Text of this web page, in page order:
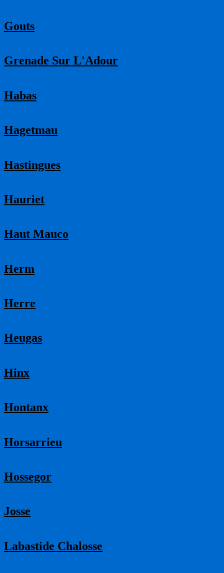
Gouts
Grenade Sur L'Adour
Habas
Hagetmau
Hastingues
Hauriet
Haut Mauco
Herm
Herre
Heugas
Hinx
Hontanx
Horsarrieu
Hossegor
Josse
Labastide Chalosse